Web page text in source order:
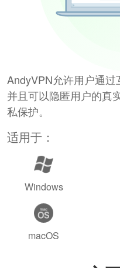
AndyVPN允许用户通过
并且可以隐匿用户的真
私保护。
适用于：
Windows
macOS